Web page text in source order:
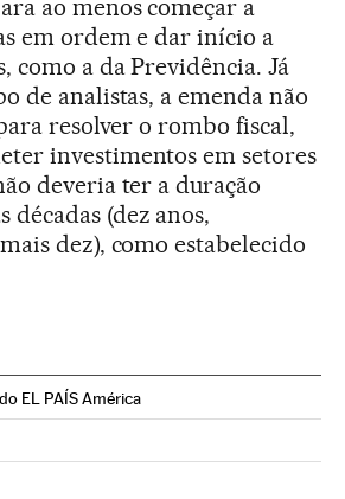
ao menos começar a
em ordem e dar início a
como a da Previdência. Já
de analistas, a emenda não
resolver o rombo fiscal,
investimentos em setores
deveria ter a duração
décadas (dez anos,
dez), como estabelecido
EL PAÍS América
en Instagram